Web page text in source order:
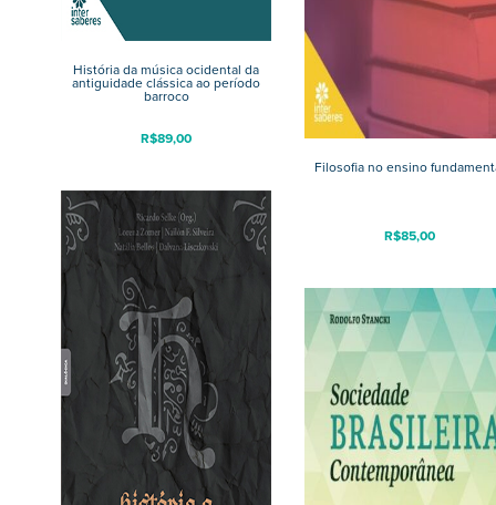
História da música ocidental da
antiguidade clássica ao período
barroco
R$89,00
Filosofia no ensino
R$85,00